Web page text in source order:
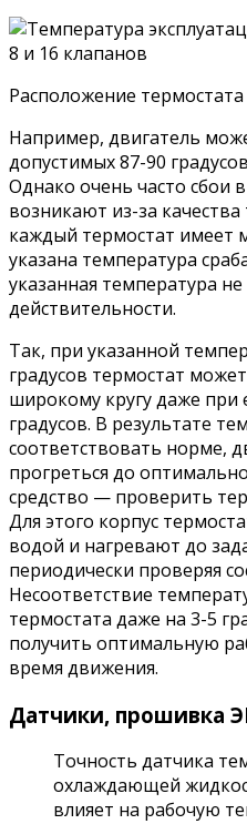
Расположение
Например, двигатель
допустимых 87-90
Однако очень часто сбои
возникают из-за
каждый термостат имеет
указана температура
указанная температура не
действительности.
Так, при указанной
градусов термостат
широкому кругу даже при
градусов. В результате
соответствовать норме,
прогреться до
средство — проверить
Для этого корпус
водой и нагревают до
периодически проверяя
Несоответствие
термостата даже на 3-5
получить оптимальную
время движения.
Датчики, прошивка
Точность датчика
охлаждающей
влияет на рабочую